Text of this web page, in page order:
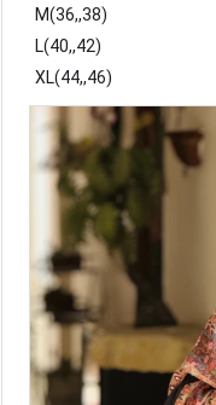
M(36,,38)
L(40,,42)
XL(44,,46)